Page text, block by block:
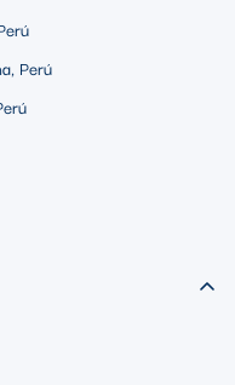
Perú